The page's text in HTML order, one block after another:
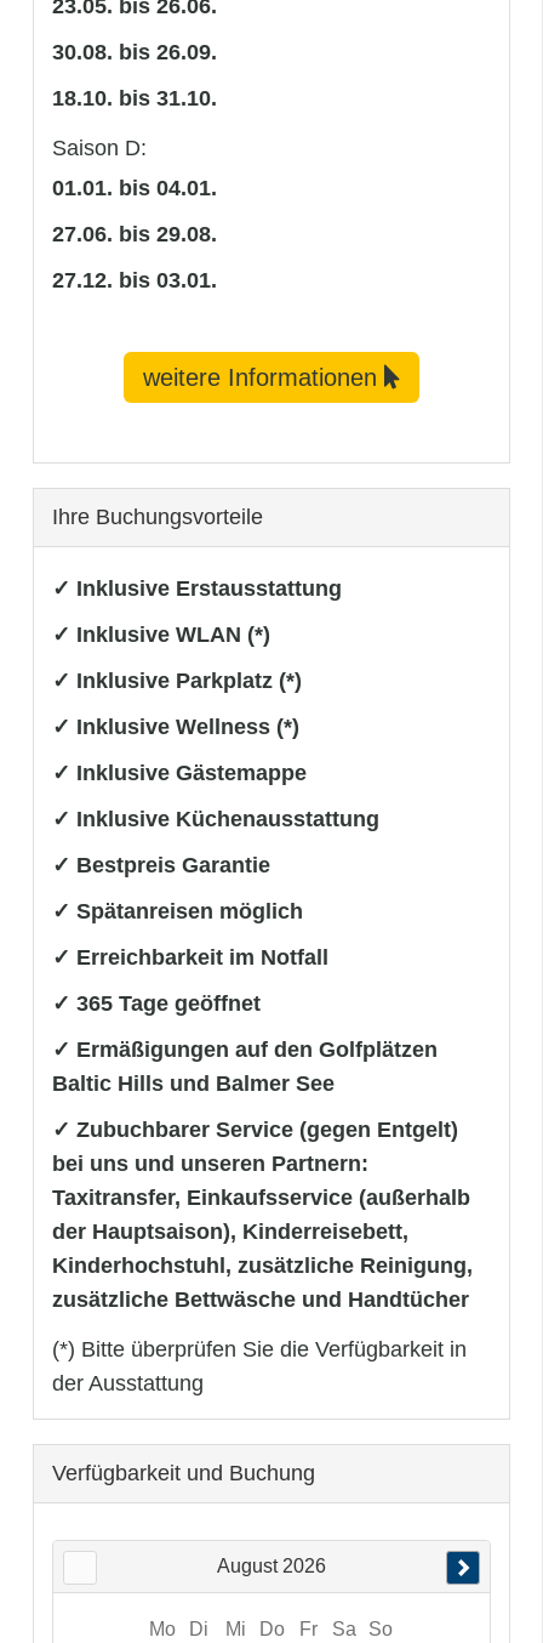
23.05. bis 26.06.
30.08. bis 26.09.
18.10. bis 31.10.
Saison D:
01.01. bis 04.01.
27.06. bis 29.08.
27.12. bis 03.01.
weitere Informationen
Ihre Buchungsvorteile
✓ Inklusive Erstausstattung
✓ Inklusive WLAN (*)
✓ Inklusive Parkplatz (*)
✓ Inklusive Wellness (*)
✓ Inklusive Gästemappe
✓ Inklusive Küchenausstattung
✓ Bestpreis Garantie
✓ Spätanreisen möglich
✓ Erreichbarkeit im Notfall
✓ 365 Tage geöffnet
✓ Ermäßigungen auf den Golfplätzen
Baltic Hills und Balmer See
✓ Zubuchbarer Service (gegen Entgelt)
bei uns und unseren Partnern:
Taxitransfer, Einkaufsservice (außerhalb
der Hauptsaison), Kinderreisebett,
Kinderhochstuhl, zusätzliche Reinigung,
zusätzliche Bettwäsche und Handtücher
(*) Bitte überprüfen Sie die Verfügbarkeit in
der Ausstattung
Verfügbarkeit und Buchung